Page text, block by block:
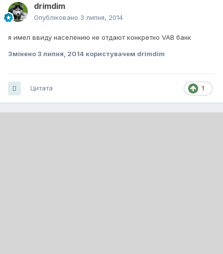
drimdim
Опубліковано 3 липня, 2014
я имел ввиду населению не отдают конкретно VAB банк
Змінено 3 липня, 2014 користувачем drimdim
1
Цитата